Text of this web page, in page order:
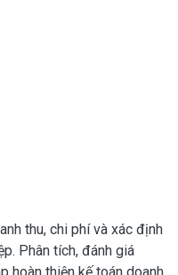
thu, chi phí và xác định
Phân tích, đánh giá
hoàn thiện kế toán doanh